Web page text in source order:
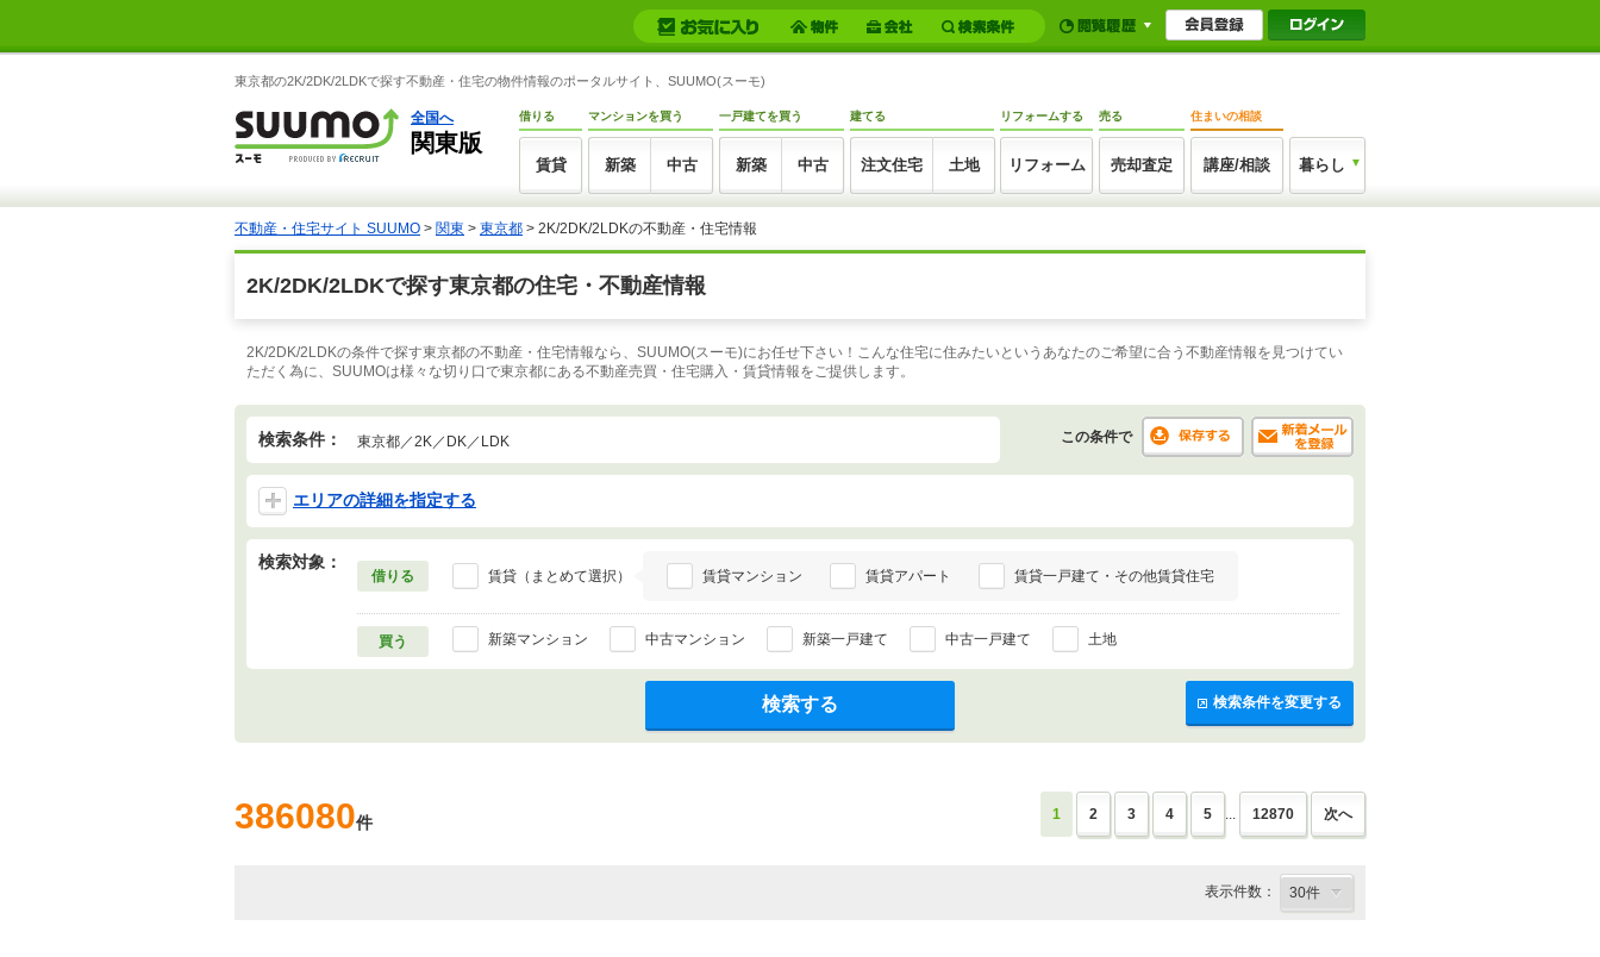
東京都の2K/2DK/2LDKで探す不動産・住宅の物件情報のポータルサイト、SUUMO(スーモ)
全国へ
関東版
借りる
賃貸
マンションを買う
新築 中古
一戸建てを買う
新築 中古
建てる
注文住宅 土地
リフォームする
リフォーム
売る
売却査定
住まいの相談
講座/相談 暮らし
不動産・住宅サイト SUUMO > 関東 > 東京都 > 2K/2DK/2LDKの不動産・住宅情報
2K/2DK/2LDKで探す東京都の住宅・不動産情報
2K/2DK/2LDKの条件で探す東京都の不動産・住宅情報なら、SUUMO(スーモ)にお任せ下さい！こんな住宅に住みたいというあなたのご希望に合う不動産情報を見つけてい
ただく為に、SUUMOは様々な切り口で東京都にある不動産売買・住宅購入・賃貸情報をご提供します。
検索条件： 東京都／2K／DK／LDK この条件で
エリアの詳細を指定する
検索対象：
借りる 賃貸（まとめて選択） 賃貸マンション 賃貸アパート 賃貸一戸建て・その他賃貸住宅
買う 新築マンション 中古マンション 新築一戸建て 中古一戸建て 土地
検索条件を変更する
検索する
386080件 1 2 3 4 5 ... 12870 次へ
表示件数：